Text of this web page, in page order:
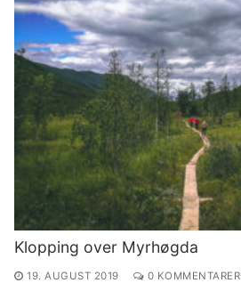
Klopping over Myrhøgda
19. AUGUST 2019 0 KOMMENTARER